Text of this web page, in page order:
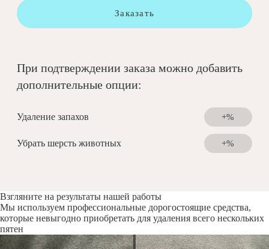
Заказать
При подтверждении заказа можно добавить
дополнительные опции:
Удаление запахов +%
Убрать шерсть животных +%
Взгляните на результаты нашей работы
Мы используем профессиональные дорогостоящие средства,
которые невыгодно приобретать для удаления всего нескольких
пятен